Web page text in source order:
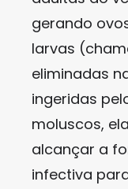
gerando
larvas
eliminadas
ingeridas
moluscos,
alcançar a
infectiva